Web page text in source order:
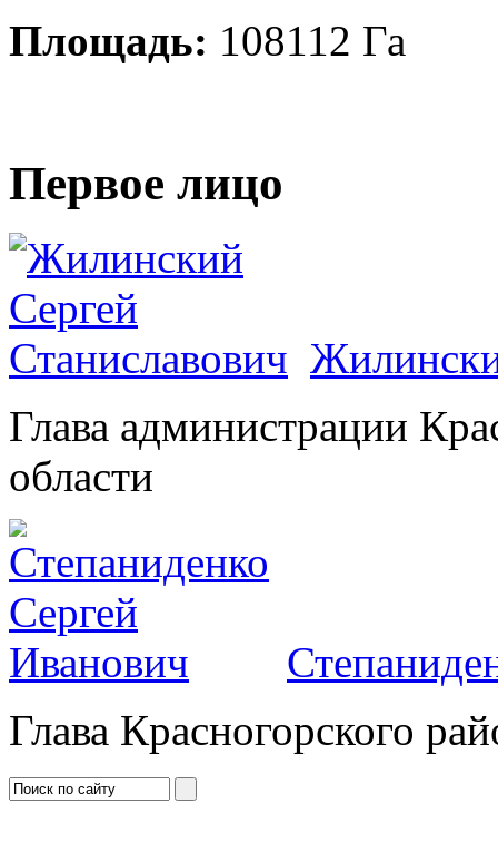
Площадь: 108112 Га
Первое лицо
Глава администрации
области
Глава Красногорского